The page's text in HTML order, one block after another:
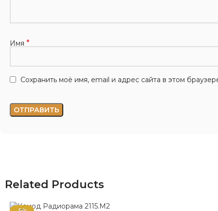
Имя *
Сохранить моё имя, email и адрес сайта в этом
Related Products